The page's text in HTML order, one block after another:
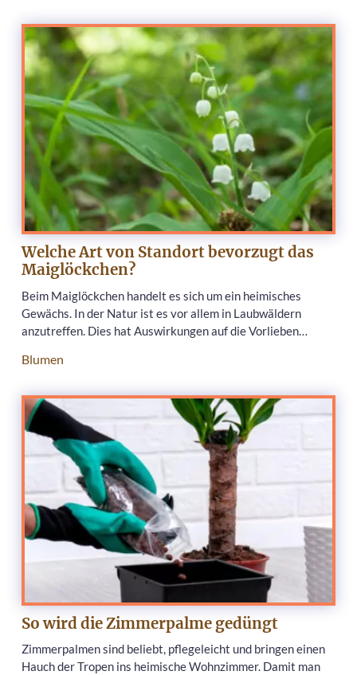
Welche Art von Standort bevorzugt das
Maiglöckchen?
Beim Maiglöckchen handelt es sich um ein heimisches
Gewächs. In der Natur ist es vor allem in Laubwäldern
anzutreffen. Dies hat Auswirkungen auf die Vorlieben…
Blumen
So wird die Zimmerpalme gedüngt
Zimmerpalmen sind beliebt, pflegeleicht und bringen einen
Hauch der Tropen ins heimische Wohnzimmer. Damit man